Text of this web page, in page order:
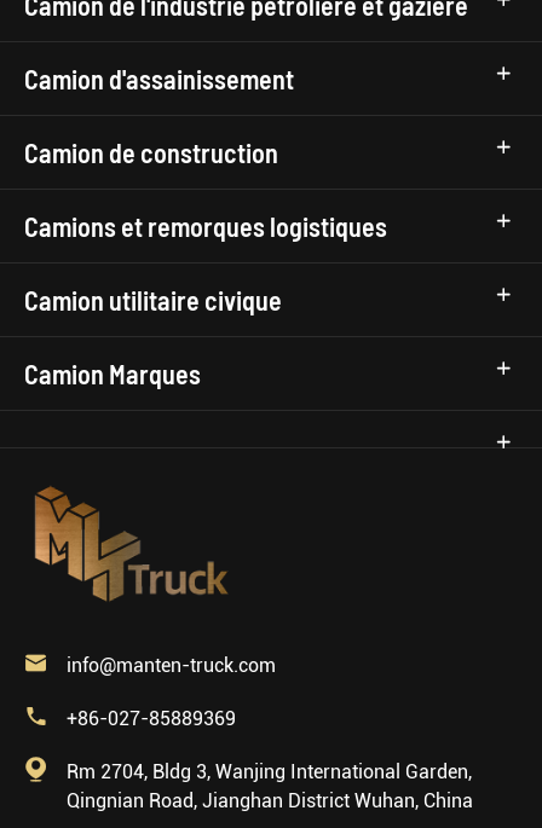
Camion d'assainissement
Camion de construction
Camions et remorques logistiques
Camion utilitaire civique
Camion Marques
 info@manten-truck.com
 +86-027-85889369

Rm 2704, Bldg 3, Wanjing International Garden,
Qingnian Road, Jianghan District Wuhan, China